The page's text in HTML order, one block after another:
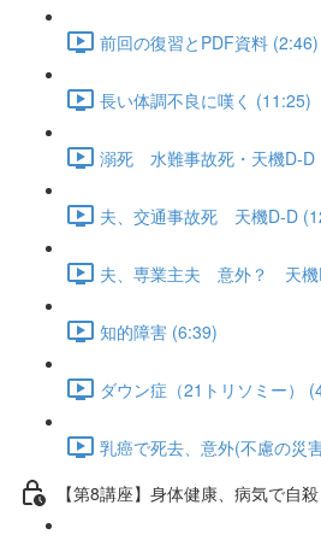
前回の復習とPDF資料 (2:46)
長い体調不良に嘆く (11:25)
溺死 水難事故死・天機D-D
夫、交通事故死 天機D-D
夫、専業主夫 意外？ 天機
知的障害 (6:39)
ダウン症（21トリソミー）
乳癌で死去、意外(不慮の災
【第8講座】身体健康、病気で自